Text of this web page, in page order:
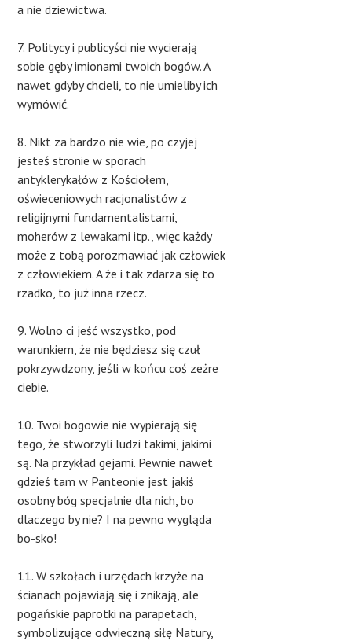
a nie dziewictwa.
7. Politycy i publicyści nie wycierają
sobie gęby imionami twoich bogów. A
nawet gdyby chcieli, to nie umieliby ich
wymówić.
8. Nikt za bardzo nie wie, po czyjej
jesteś stronie w sporach
antyklerykałów z Kościołem,
oświeceniowych racjonalistów z
religijnymi fundamentalistami,
moherów z lewakami itp., więc każdy
może z tobą porozmawiać jak człowiek
z człowiekiem. A że i tak zdarza się to
rzadko, to już inna rzecz.
9. Wolno ci jeść wszystko, pod
warunkiem, że nie będziesz się czuł
pokrzywdzony, jeśli w końcu coś zeżre
ciebie.
10. Twoi bogowie nie wypierają się
tego, że stworzyli ludzi takimi, jakimi
są. Na przykład gejami. Pewnie nawet
gdzieś tam w Panteonie jest jakiś
osobny bóg specjalnie dla nich, bo
dlaczego by nie? I na pewno wygląda
bo-sko!
11. W szkołach i urzędach krzyże na
ścianach pojawiają się i znikają, ale
pogańskie paprotki na parapetach,
symbolizujące odwieczną siłę Natury,